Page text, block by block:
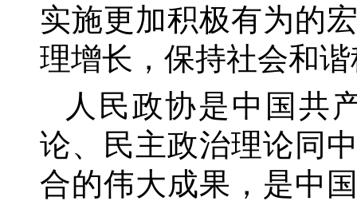
实施更加积极有为的
理增长，保持社会和
人民政协是中国共
论、民主政治理论同
合的伟大成果，是中